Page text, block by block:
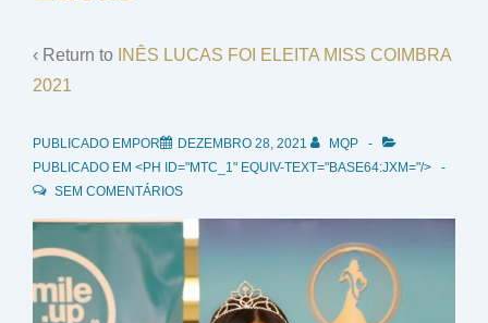
‹ Return to INÊS LUCAS FOI ELEITA MISS COIMBRA
2021
PUBLICADO EMPOR DEZEMBRO 28, 2021
MQP
PUBLICADO EM <PH ID="MTC_1" EQUIV-TEXT="BASE64:JXM="/>
SEM COMENTÁRIOS